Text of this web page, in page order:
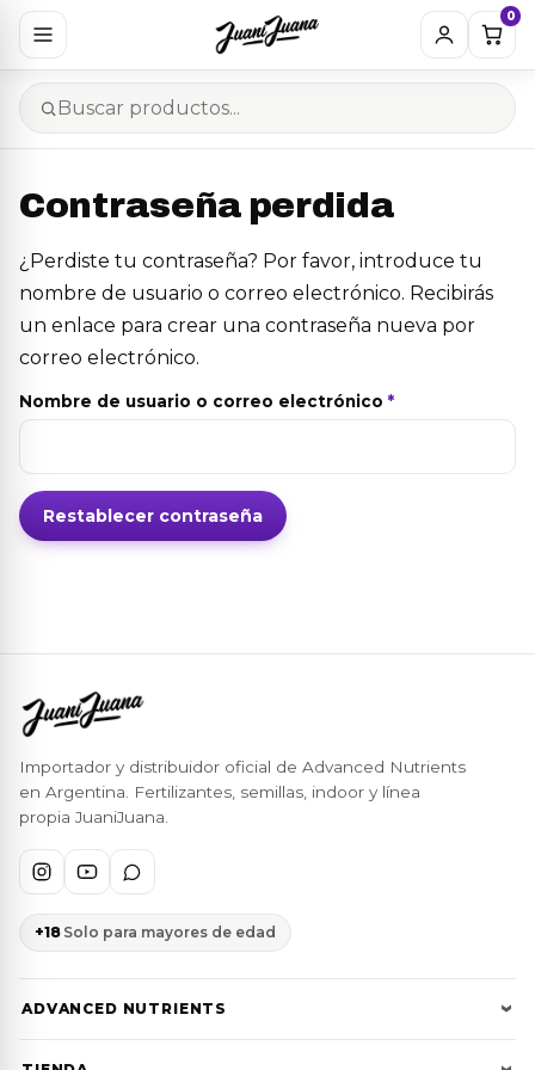
0
Contraseña perdida
¿Perdiste tu contraseña? Por favor, introduce tu
nombre de usuario o correo electrónico. Recibirás
un enlace para crear una contraseña nueva por
correo electrónico.
Nombre de usuario o correo electrónico *Obligatorio
Restablecer contraseña
Importador y distribuidor oficial de Advanced Nutrients
en Argentina. Fertilizantes, semillas, indoor y línea
propia JuaniJuana.
+18 Solo para mayores de edad
ADVANCED NUTRIENTS